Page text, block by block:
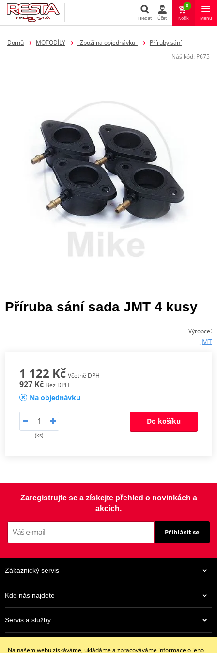
Hledat
Hledat Účet
0
Košík Menu
Domů MOTODÍLY _Zboží na objednávku_
Příruby sání
Náš kód: P675
Příruba sání sada JMT 4 kusy
Výrobce:
JMT
1 122 Kč Včetně DPH
927 Kč Bez DPH
Na objednávku
(ks)
Do košíku
Zaregistrujte se a získejte přehled o novinkách a
akcích.
Přihlásit se
Zákaznický servis
Kde nás najdete
Servis a služby
Na našem webu získáváme, ukládáme a zpracováváme informace o jeho